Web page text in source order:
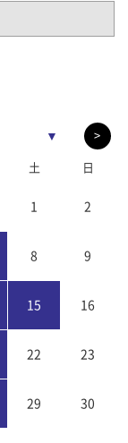
▼ >
土 日
1 2
8 9
15 16
22 23
29 30